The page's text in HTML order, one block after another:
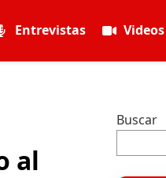
Entrevistas Videos
al
Buscar